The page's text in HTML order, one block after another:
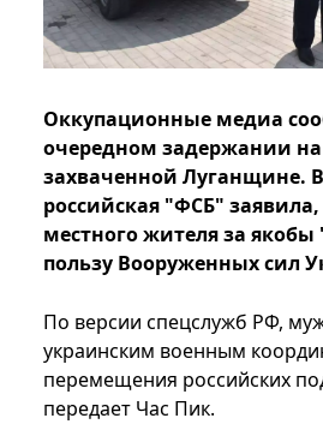
Оккупационные медиа
очередном задержании
захваченной Луганщине.
российская "ФСБ"
местного жителя за
пользу Вооруженных сил
По версии спецслужб РФ,
украинским военным
перемещения российских
передает Час Пик.